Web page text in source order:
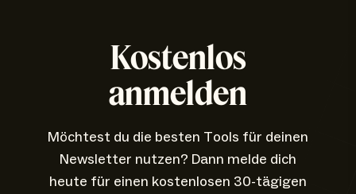
Kostenlos
anmelden
Möchtest du die besten Tools für deinen
Newsletter nutzen? Dann melde dich
heute für einen kostenlosen 30-tägigen